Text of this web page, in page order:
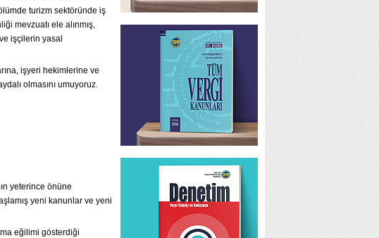
turizm sektöründe iş
mevzuatı ele alınmış,
işçilerin yasal
işyeri hekimlerine ve
olmasını umuyoruz.
yeterince önüne
yeni kanunlar ve yeni
eğilimi gösterdiği